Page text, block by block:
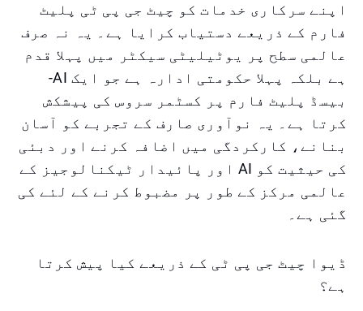
اپنے سرکاری خدمات کو چیٹ جی پی ٹی پلیٹ
فارم کے ذریعے دستیاب کرایا ہے۔ یہ نہ صرف
عالمی سطح پر یوٹیلیٹی سیکٹر میں پہلا قدم
ہے بلکہ پہلا حکومتی ادارہ ہے جو ایک AI-
بیسڈ پلیٹ فارم پر کسٹمر سروس کی پیشکش
کرتا ہے۔ یہ نوآوری صارف کے تجربے کو آسان
بنانے، کارکردگی میں اضافہ کرنے اور دبئی
کی حیثیت کو AI اور پائیدار ٹیکنالوجیز کے
عالمی مرکز کے طور پر مضبوط کرنے کے لئے کی
گئی ہے۔
ڈیوا چیٹ جی پی ٹی کے ذریعے کیا پیش کرتا
ہے؟